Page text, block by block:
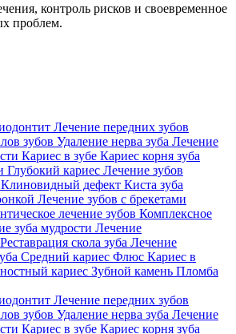
контроль рисков и своевременное
проблем.
Лечение передних зубов
зубов Удаление нерва зуба Лечение
Кариес в зубе Кариес корня зуба
Глубокий кариес Лечение зубов
Клиновидный дефект Киста зуба
Лечение зубов с брекетами
лечение зубов Комплексное
зуба мудрости Лечение
Реставрация скола зуба Лечение
Средний кариес Флюс Кариес в
кариес Зубной камень Пломба
Лечение передних зубов
зубов Удаление нерва зуба Лечение
Кариес в зубе Кариес корня зуба